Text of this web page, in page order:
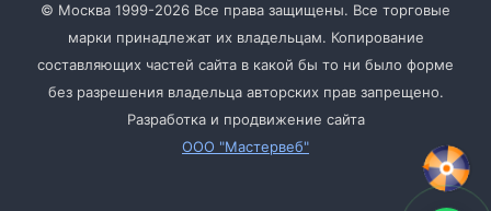
© Москва 1999-2026 Все права защищены. Все торговые
марки принадлежат их владельцам. Копирование
составляющих частей сайта в какой бы то ни было форме
без разрешения владельца авторских прав запрещено.
Разработка и продвижение сайта
ООО "Мастервеб"